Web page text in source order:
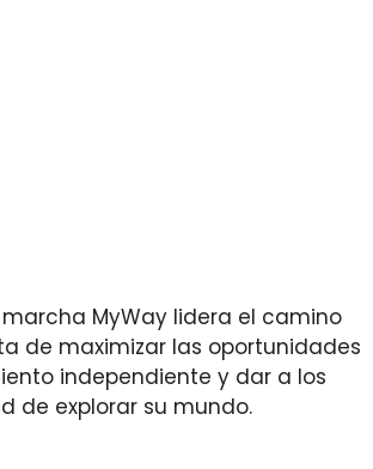
MyWay lidera el camino
de maximizar las oportunidades
independiente y dar a los
de explorar su mundo.